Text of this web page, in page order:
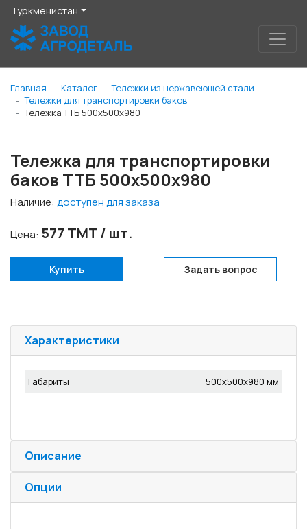
Туркменистан
Главная Каталог
Тележки из нержавеющей стали
Тележки для транспортировки баков
Тележка ТТБ 500x500x980
Тележка для транспортировки
баков ТТБ 500x500x980
Наличие: доступен для заказа
Цена: 577 TMT / шт.
Купить Задать вопрос
Характеристики
Габариты 500x500x980 мм
Описание
Опции